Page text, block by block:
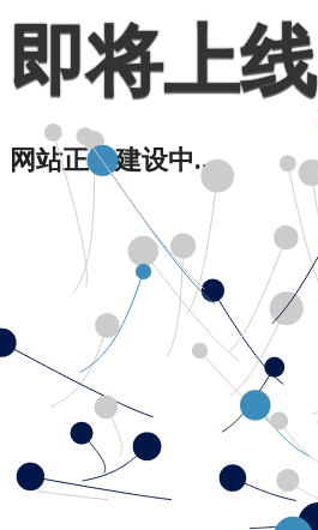
即将上线
网站正在建设中...